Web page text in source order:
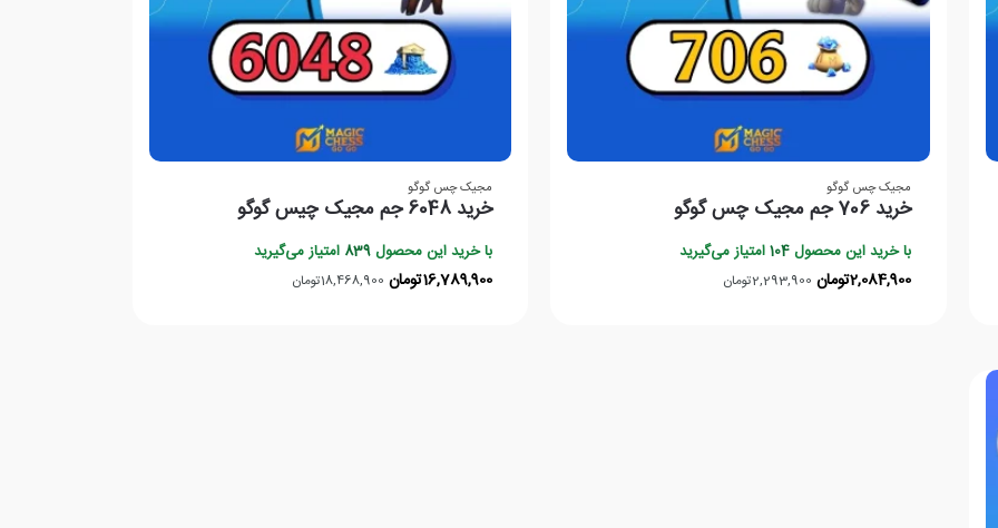
مجیک چس گوگو
خرید 706 جم مجیک چس گوگو
با خرید این محصول104امتیاز می‌گیرید
2,293,900تومان 2,084,900تومان
مجیک چس گوگو
خرید 6048 جم مجیک چیس گوگو
با خرید این محصول839 امتیاز می‌گیرید
18,468,900تومان 16,789,900تومان